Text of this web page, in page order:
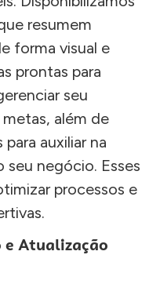
resumem
forma visual e
prontas para
seu
além de
auxiliar na
negócio. Esses
processos e
Atualização